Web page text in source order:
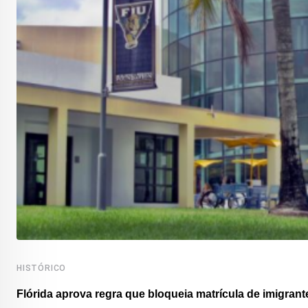
HISTÓRICO
Flórida aprova regra que bloqueia matrícula de